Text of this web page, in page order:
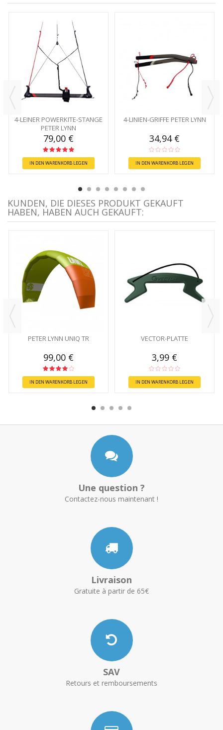
4-LEINER POWERKITE-STANGE
PETER LYNN
79,00 €
IN DEN WARENKORB LEGEN
4-LINIEN-GRIFFE PETER LYNN
34,94 €
IN DEN WARENKORB LEGEN
KUNDEN, DIE DIESES PRODUKT GEKAUFT
HABEN, HABEN AUCH GEKAUFT:
PETER LYNN UNIQ TR
99,00 €
IN DEN WARENKORB LEGEN
VECTOR-PLATTE
3,99 €
IN DEN WARENKORB LEGEN
Une question ?
Contactez-nous maintenant !
Livraison
Gratuite à partir de 65€
SAV
Retours et remboursements